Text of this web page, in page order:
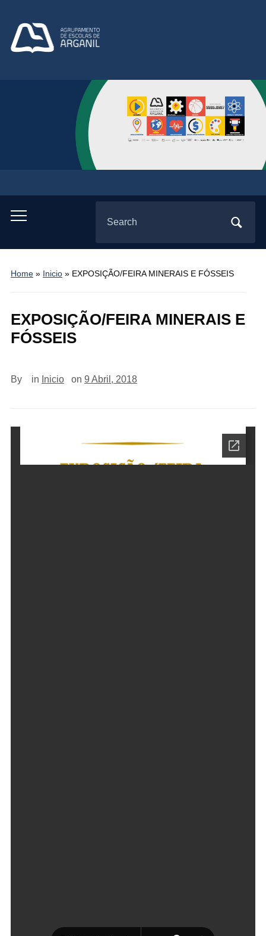
Toggle
menu
for:
Home» Inicio» EXPOSIÇÃO/FEIRA MINERAIS E FÓSSEIS
EXPOSIÇÃO/FEIRA MINERAIS E
FÓSSEIS
By in Inicio on 9 Abril, 2018